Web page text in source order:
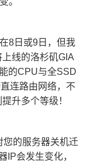
8日或9日，但我
线的洛杉矶GIA
的CPU与全SSD
连路由网络，不
升多个等级！
您的服务器关机迁
IP会发生变化，